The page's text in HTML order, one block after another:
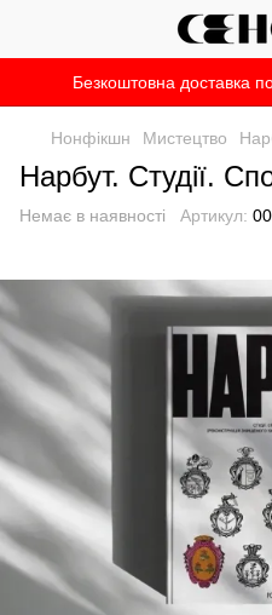
Безкоштовна доставка по
Нонфікшн Мистецтво
Нарбут. Студії.
Немає в наявності Артикул: